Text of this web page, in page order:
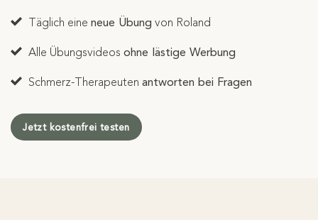
Täglich eine neue Übung von Roland
Alle Übungsvideos ohne lästige Werbung
Schmerz-Therapeuten antworten bei Fragen
Jetzt kostenfrei testen